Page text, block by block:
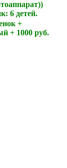
6 детей.
+
+ 1000 руб.